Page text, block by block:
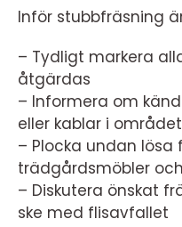
Inför stubbfräsning
– Tydligt markera
åtgärdas
– Informera om
eller kablar i området
– Plocka undan lösa
trädgårdsmöbler
– Diskutera önskat
ske med flisavfallet